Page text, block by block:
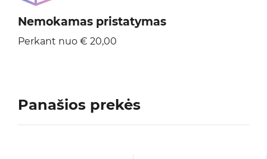
Nemokamas pristatymas
Perkant nuo € 20,00
Panašios prekės